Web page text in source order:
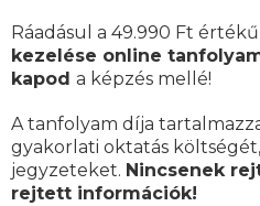
Ráadásul a 49.990 Ft értékű
kezelése online
kapod a képzés mellé!
A tanfolyam díja
gyakorlati oktatás költségét,
jegyzeteket. Nincsenek
rejtett információk!